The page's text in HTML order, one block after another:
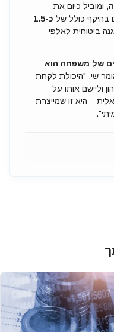
ומוביל כיום את
בהיקף כולל של
כ-1.5
ביטוחית לאלפי
של משפחה הוא
שי. "היכולת לקחת
וליישם אותו על
– היא זו שמייצרת